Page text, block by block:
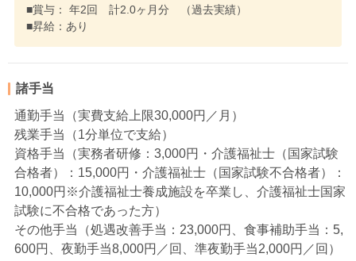
■賞与： 年2回 計2.0ヶ月分 （過去実績）
■昇給：あり
諸手当
通勤手当（実費支給上限30,000円／月）
残業手当（1分単位で支給）
資格手当（実務者研修：3,000円・介護福祉士（国家試験
合格者）：15,000円・介護福祉士（国家試験不合格者）：
10,000円※介護福祉士養成施設を卒業し、介護福祉士国家
試験に不合格であった方）
その他手当（処遇改善手当：23,000円、食事補助手当：5,
600円、夜勤手当8,000円／回、準夜勤手当2,000円／回）